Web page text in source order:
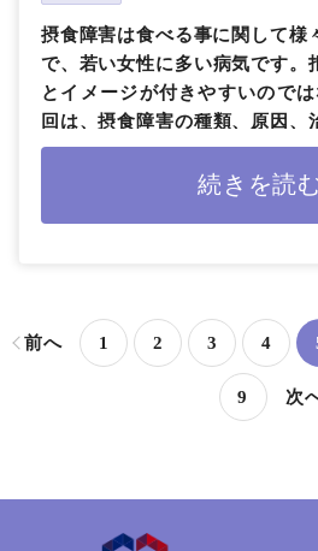
摂食障害は食べる事に関して様
で、若い女性に多い病気です。
とイメージが付きやすいので
回は、摂食障害の種類、原因、
説します。また、摂食障害に
続きを読
前へ 1 2 3 4
9 次